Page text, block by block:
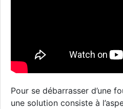
Pour se débarrasser d’une
une solution consiste à